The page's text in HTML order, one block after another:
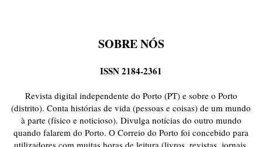
SOBRE NÓS
ISSN 2184-2361
Revista digital independente do Porto (PT) e sobre o Porto
(distrito). Conta histórias de vida (pessoas e coisas) de um mundo
à parte (físico e noticioso). Divulga notícias do outro mundo
quando falarem do Porto. O Correio do Porto foi concebido para
utilizadores com muitas horas de leitura (livros, revistas, jornais,